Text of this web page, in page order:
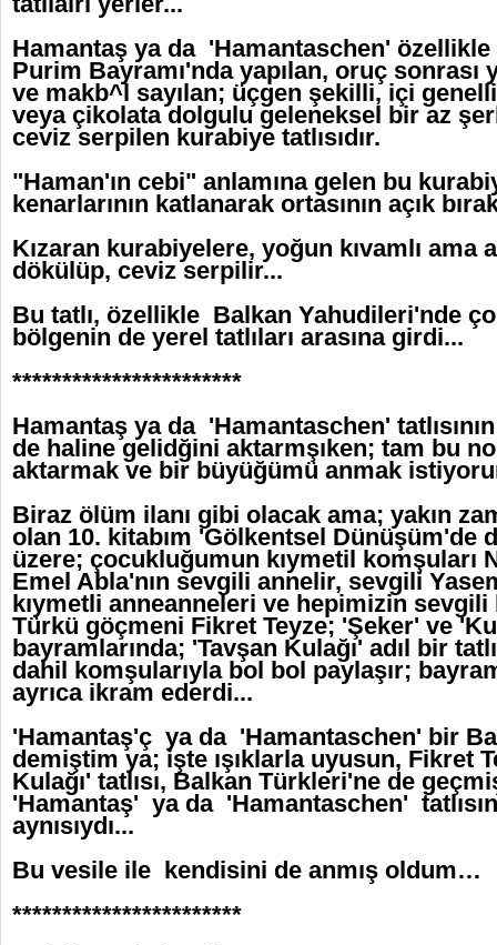
Hamantaş ya da 'Hamantaschen'
Purim Bayramı'nda yapılan, oruç sonrası
ve makb^l sayılan; üçgen şekilli, içi
veya çikolata dolgulu geleneksel bir az
ceviz serpilen kurabiye tatlısıdır.
"Haman'ın cebi" anlamına gelen bu
kenarlarının katlanarak ortasının açık
Kızaran kurabiyelere, yoğun kıvamlı ama
dökülüp, ceviz serpilir...
Bu tatlı, özellikle Balkan Yahudileri'nde
bölgenin de yerel tatlıları arasına girdi...
***********************
Hamantaş ya da 'Hamantaschen'
de haline gelidğini aktarmşıken; tam bu
aktarmak ve bir büyüğümü anmak
Biraz ölüm ilanı gibi olacak ama; yakın
olan 10. kitabım 'Gölkentsel Dünüşüm'de
üzere; çocukluğumun kıymetil komşuları
Emel Abla'nın sevgili annelir, sevgili
kıymetli anneanneleri ve hepimizin
Türkü göçmeni Fikret Teyze; 'Şeker' ve
bayramlarında; 'Tavşan Kulağı' adıl bir
dahil komşularıyla bol bol paylaşır;
ayrıca ikram ederdi...
'Hamantaş'ç ya da 'Hamantaschen' bir
demiştim ya; işte ışıklarla uyusun, Fikret
Kulağı' tatlısı, Balkan Türkleri'ne de
'Hamantaş' ya da 'Hamantaschen'
aynısıydı...
Bu vesile ile kendisini de anmış oldum…
***********************